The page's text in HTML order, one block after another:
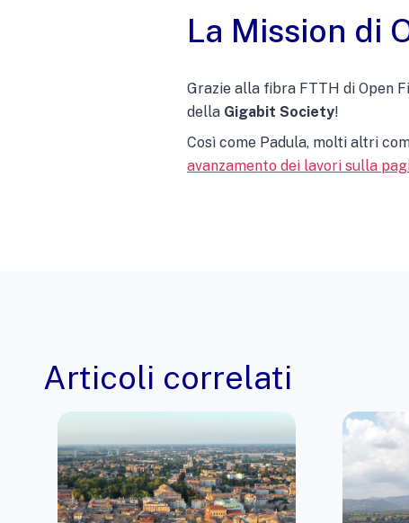
La Mission di
Grazie alla fibra FTTH di Open
della Gigabit Society!
Così come Padula, molti altri
avanzamento dei lavori sulla
Articoli correlati